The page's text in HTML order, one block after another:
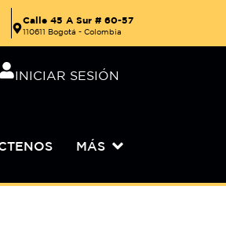
Calle 45 A Sur # 60-57
110611 Bogotá - Colombia
INICIAR SESIÓN
MÁS